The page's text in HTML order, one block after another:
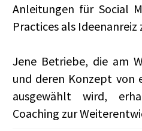
Anleitungen für Social
Practices als
Jene Betriebe, die am
und deren Konzept von
ausgewählt wird,
Coaching zur